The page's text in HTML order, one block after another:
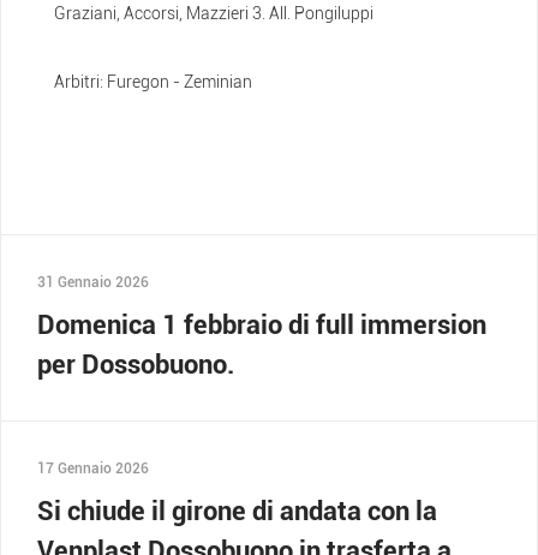
Graziani, Accorsi, Mazzieri 3. All. Pongiluppi
Arbitri: Furegon - Zeminian
31 Gennaio 2026
Domenica 1 febbraio di full immersion
per Dossobuono.
17 Gennaio 2026
Si chiude il girone di andata con la